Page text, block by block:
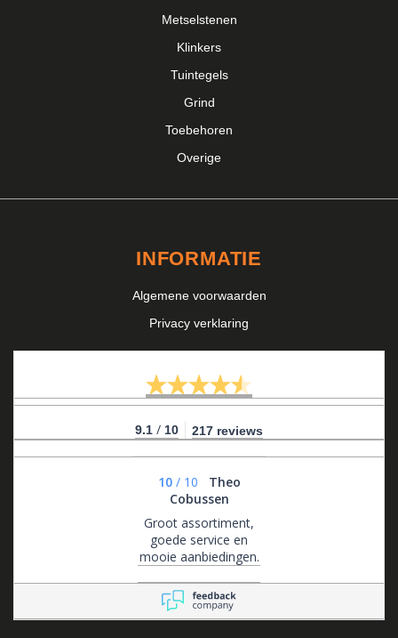
Metselstenen
Klinkers
Tuintegels
Grind
Toebehoren
Overige
INFORMATIE
Algemene voorwaarden
Privacy verklaring
9.1 / 10 217 reviews
10 / 10
Theo
Cobussen
Groot assortiment,
goede service en
mooie aanbiedingen.